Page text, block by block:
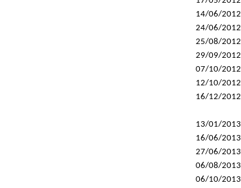
14/06/2012
24/06/2012
25/08/2012
29/09/2012
07/10/2012
12/10/2012
16/12/2012
13/01/2013
16/06/2013
27/06/2013
06/08/2013
06/10/2013